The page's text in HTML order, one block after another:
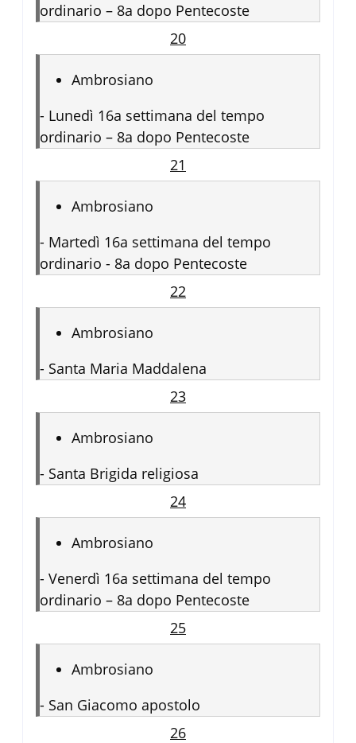
ordinario – 8a dopo Pentecoste
20
Ambrosiano
- Lunedì 16a settimana del tempo
ordinario – 8a dopo Pentecoste
21
Ambrosiano
- Martedì 16a settimana del tempo
ordinario - 8a dopo Pentecoste
22
Ambrosiano
- Santa Maria Maddalena
23
Ambrosiano
- Santa Brigida religiosa
24
Ambrosiano
- Venerdì 16a settimana del tempo
ordinario – 8a dopo Pentecoste
25
Ambrosiano
- San Giacomo apostolo
26